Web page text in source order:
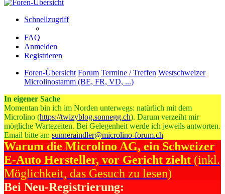
Schnellzugriff
FAQ
Anmelden
Registrieren
Foren-Übersicht Forum Termine / Treffen Westschweizer
Microlinostamm (BE, FR, VD, ...)
In eigener Sache
Momentan bin ich im Norden unterwegs: natürlich mit dem
Microlino (https://twizyblog.sonnegg.ch). Darum verzeiht mir
mögliche Wartezeiten. Bei Gelegenheit werde ich jeweils antworten.
Email bitte an: sunneraindler@microlino-forum.ch
Warum die Microlino AG, ein Schweizer
E-Auto Hersteller, vor Gericht zieht (inkl.
Möglichkeit, das Gesuch zu lesen)
Bei Neu-Registrierung: